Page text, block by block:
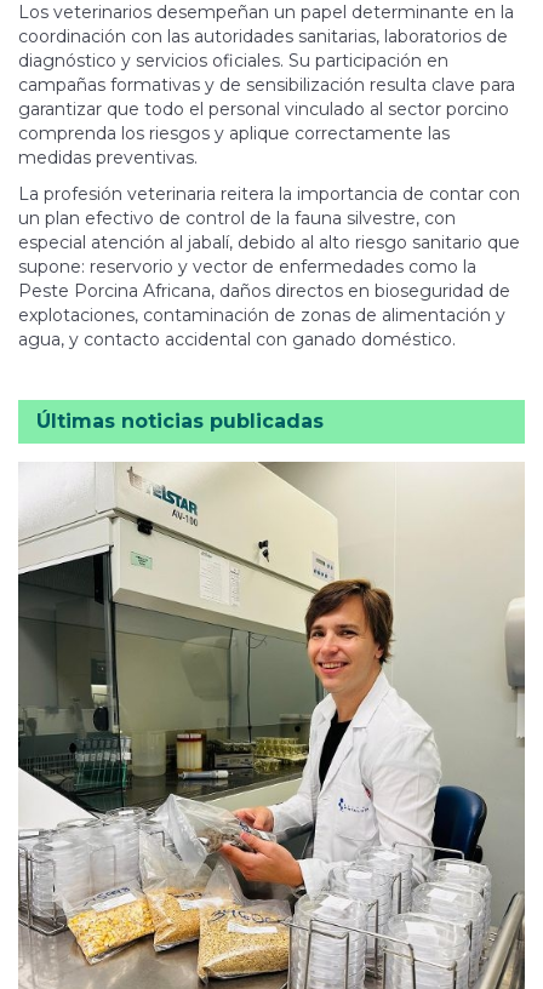
Los veterinarios desempeñan un papel determinante en la
coordinación con las autoridades sanitarias, laboratorios de
diagnóstico y servicios oficiales. Su participación en
campañas formativas y de sensibilización resulta clave para
garantizar que todo el personal vinculado al sector porcino
comprenda los riesgos y aplique correctamente las
medidas preventivas.
La profesión veterinaria reitera la importancia de contar con
un plan efectivo de control de la fauna silvestre, con
especial atención al jabalí, debido al alto riesgo sanitario que
supone: reservorio y vector de enfermedades como la
Peste Porcina Africana, daños directos en bioseguridad de
explotaciones, contaminación de zonas de alimentación y
agua, y contacto accidental con ganado doméstico.
Últimas noticias publicadas